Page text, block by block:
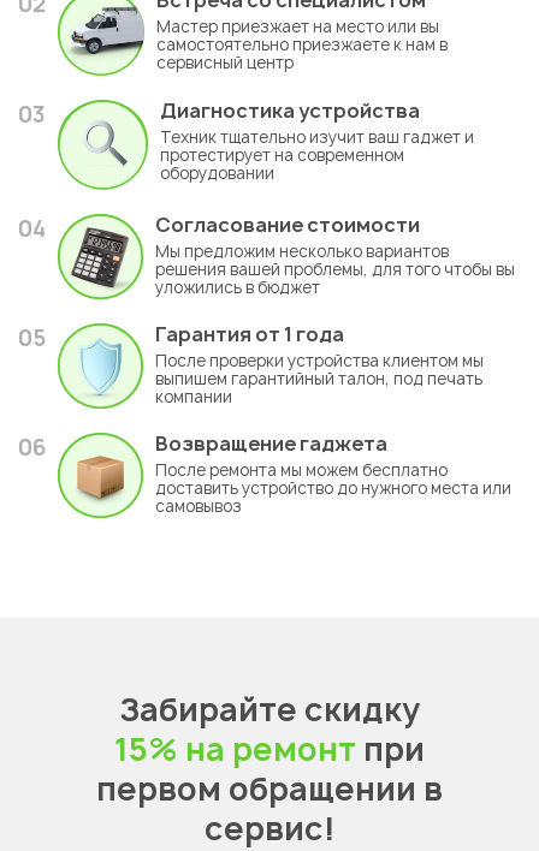
Мастер приезжает на место или вы
самостоятельно приезжаете к нам в
сервисный центр
03 Диагностика устройства
Техник тщательно изучит ваш гаджет и
протестирует на современном
оборудовании
04 Согласование стоимости
Мы предложим несколько вариантов
решения вашей проблемы, для того чтобы вы
уложились в бюджет
05 Гарантия от 1 года
После проверки устройства клиентом мы
выпишем гарантийный талон, под печать
компании
06 Возвращение гаджета
После ремонта мы можем бесплатно
доставить устройство до нужного места или
самовывоз
Забирайте скидку
15% на ремонт при
первом обращении в
сервис!